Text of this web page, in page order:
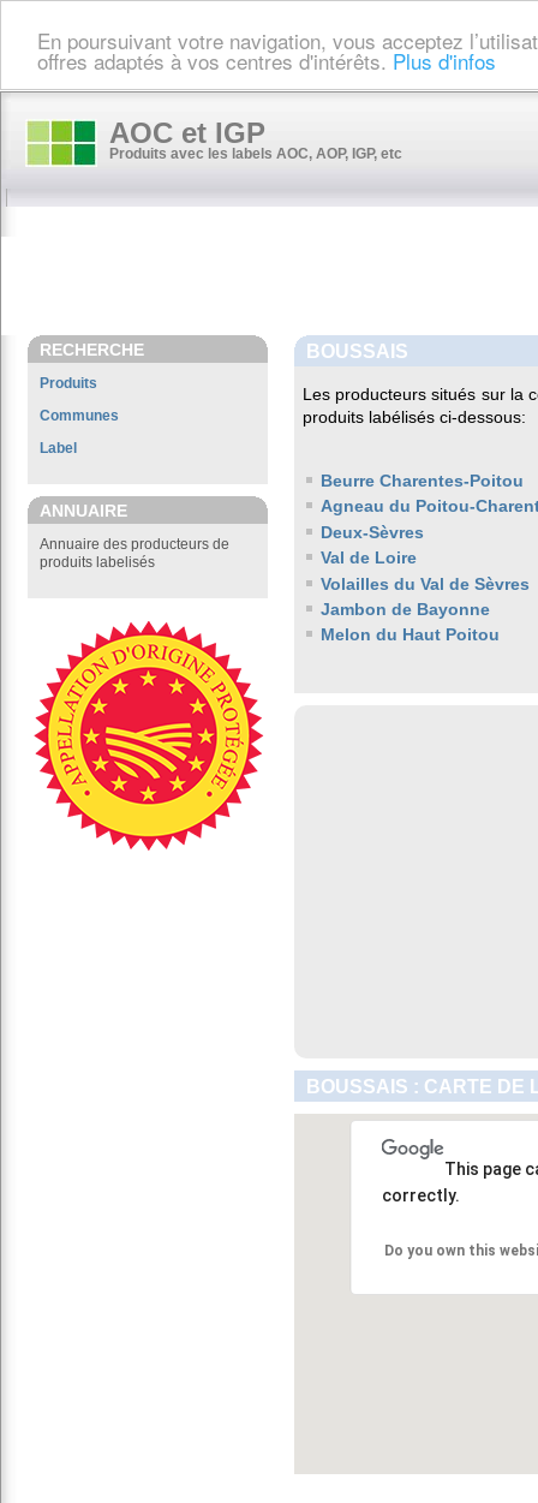
En poursuivant votre navigation, vous acceptez
offres adaptés à vos centres d'intérêts. Plus d'infos
AOC et IGP
Produits avec les labels AOC, AOP, IGP, etc
RECHERCHE
Produits
Communes
Label
ANNUAIRE
Annuaire des producteurs de
produits labelisés
BOUSSAIS
Les producteurs situés sur la
produits labélisés ci-dessous:
Beurre Charentes-Poitou
Agneau du Poitou-
Deux-Sèvres
Val de Loire
Volailles du Val de Sèvres
Jambon de Bayonne
Melon du Haut Poitou
BOUSSAIS : CARTE DE
This page
correctly.
Do you own this